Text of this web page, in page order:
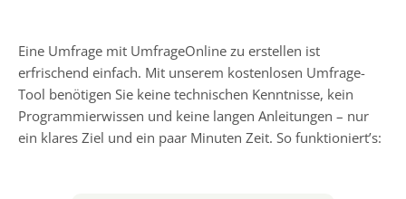
Eine Umfrage mit UmfrageOnline zu erstellen ist
erfrischend einfach. Mit unserem kostenlosen Umfrage-
Tool benötigen Sie keine technischen Kenntnisse, kein
Programmierwissen und keine langen Anleitungen – nur
ein klares Ziel und ein paar Minuten Zeit. So funktioniert’s: